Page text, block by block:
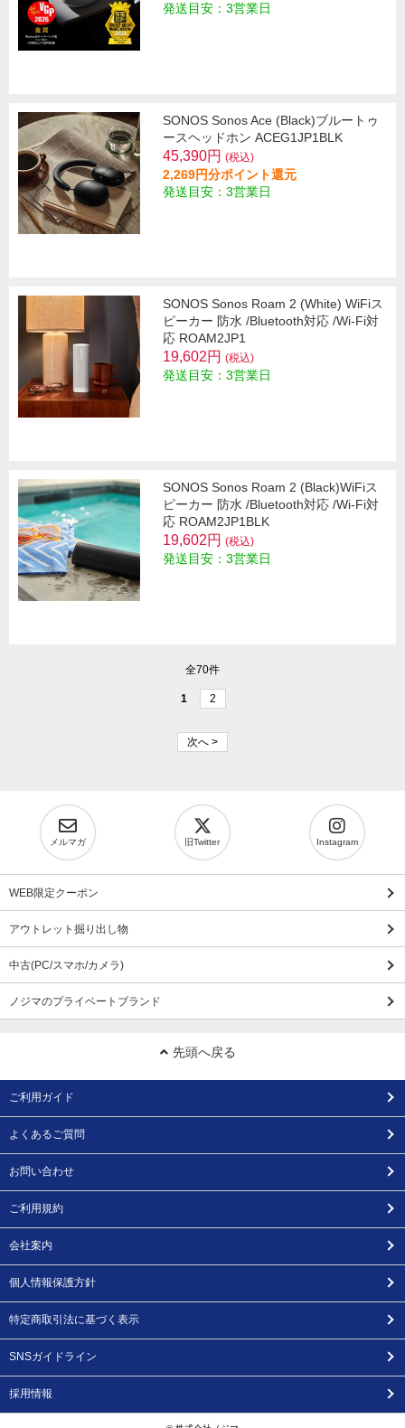
発送目安：3営業日
SONOS Sonos Ace (Black)ブルートゥ
ースヘッドホン ACEG1JP1BLK
45,390円 (税込)
2,269円分ポイント還元
発送目安：3営業日
SONOS Sonos Roam 2 (White) WiFiス
ピーカー 防水 /Bluetooth対応 /Wi-Fi対
応 ROAM2JP1
19,602円 (税込)
発送目安：3営業日
SONOS Sonos Roam 2 (Black)WiFiス
ピーカー 防水 /Bluetooth対応 /Wi-Fi対
応 ROAM2JP1BLK
19,602円 (税込)
発送目安：3営業日
全70件
1 2
次へ >
メルマガ 旧Twitter Instagram
WEB限定クーポン
アウトレット掘り出し物
中古(PC/スマホ/カメラ)
ノジマのプライベートブランド
先頭へ戻る
ご利用ガイド
よくあるご質問
お問い合わせ
ご利用規約
会社案内
個人情報保護方針
特定商取引法に基づく表示
SNSガイドライン
採用情報